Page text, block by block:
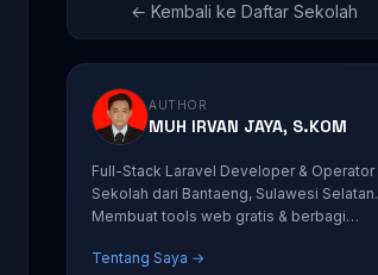
← Kembali ke Daftar Sekolah
AUTHOR
MUH IRVAN JAYA, S.KOM
Full-Stack Laravel Developer & Operator
Sekolah dari Bantaeng, Sulawesi Selatan.
Membuat tools web gratis & berbagi
Tentang Saya →